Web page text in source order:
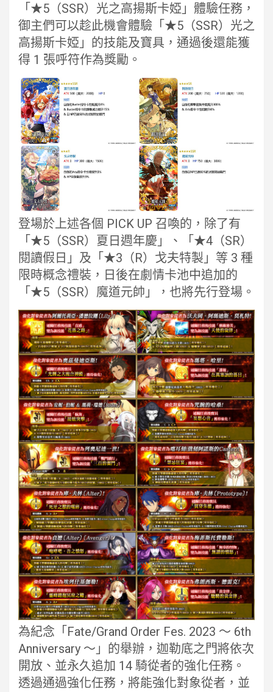
「★5（SSR）光之高揚斯卡婭」體驗任務，
御主們可以趁此機會體驗「★5（SSR）光之
高揚斯卡婭」的技能及寶具，通過後還能獲
得 1 張呼符作為獎勵。
登場於上述各個 PICK UP 召喚的，除了有
「★5（SSR）夏日週年慶」、「★4（SR）
閱讀假日」及「★3（R）戈夫特製」等 3 種
限時概念禮裝，日後在劇情卡池中追加的
「★5（SSR）魔道元帥」，也將先行登場。
為紀念「Fate/Grand Order Fes. 2023 ～ 6th
Anniversary ～」的舉辦，迦勒底之門將依次
開放、並永久追加 14 騎從者的強化任務。
透過通過強化任務，將能強化對象從者，並